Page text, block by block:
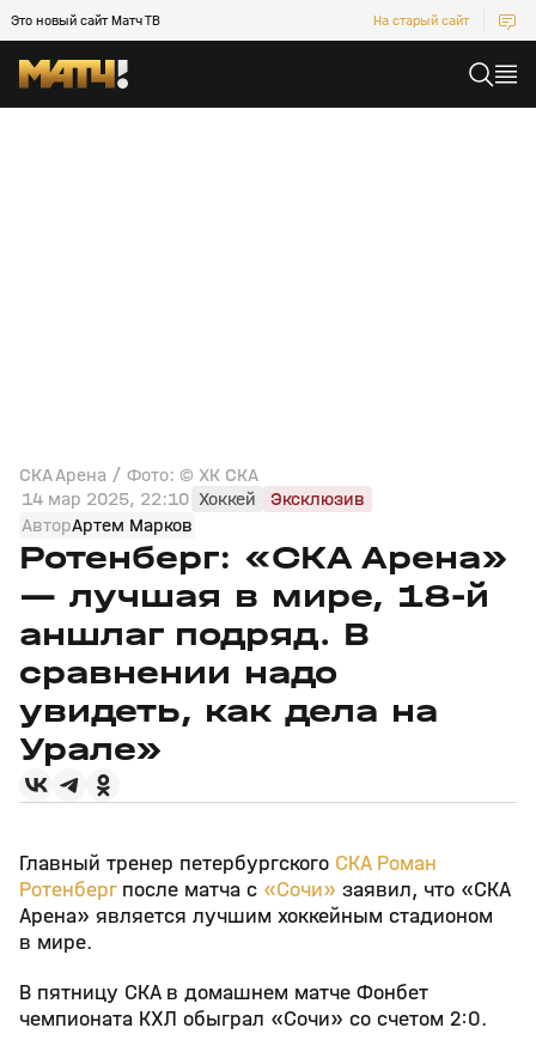
Это новый сайт Матч ТВ На старый сайт
СКА Арена / Фото: © ХК СКА
14 мар 2025, 22:10 Хоккей
Эксклюзив
АвторАртем Марков
Ротенберг: «СКА Арена»
— лучшая в мире, 18‑й
аншлаг подряд. В
сравнении надо
увидеть, как дела на
Урале»
Главный тренер петербургского СКА Роман
Ротенбергпосле матча с «Сочи» заявил, что «СКА
Арена» является лучшим хоккейным стадионом
в мире.
В пятницу СКА в домашнем матче Фонбет
чемпионата КХЛ обыграл «Сочи» со счетом 2:0.